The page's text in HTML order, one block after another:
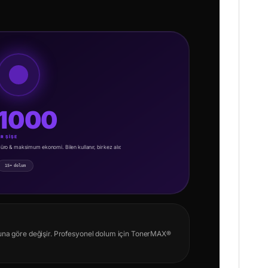
ŞİŞE
& maksimum ekonomi. Bilen kullanır, bir kez alır.
15+ dolum
göre değişir. Profesyonel dolum için TonerMAX®